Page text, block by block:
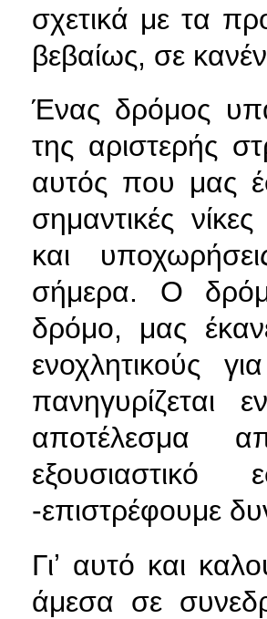
σχετικά με τα
βεβαίως, σε
Ένας δρόμος
της αριστερής
αυτός που μας
σημαντικές
και
σήμερα. Ο
δρόμο, μας
ενοχλητικούς
πανηγυρίζεται
αποτέλεσμα
-επιστρέφουμε
Γιʼ αυτό και
άμεσα σε